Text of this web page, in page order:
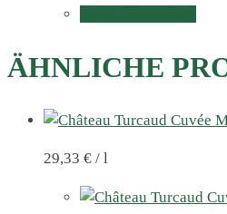
ÄHNLICHE
29,33 € / l